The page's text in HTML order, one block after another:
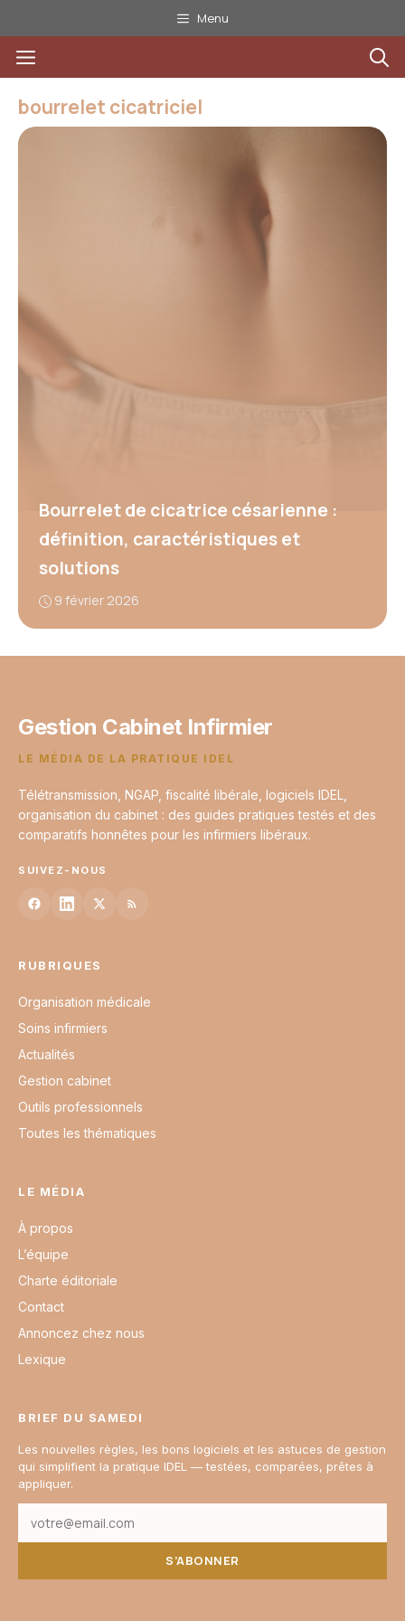
au
contenu
Menu
Menu
bourrelet cicatriciel
Bourrelet de cicatrice césarienne :
définition, caractéristiques et
solutions
9 février 2026
Gestion Cabinet Infirmier
LE MÉDIA DE LA PRATIQUE IDEL
Télétransmission, NGAP, fiscalité libérale, logiciels IDEL,
organisation du cabinet : des guides pratiques testés et des
comparatifs honnêtes pour les infirmiers libéraux.
SUIVEZ-NOUS
RUBRIQUES
Organisation médicale
Soins infirmiers
Actualités
Gestion cabinet
Outils professionnels
Toutes les thématiques
LE MÉDIA
À propos
L’équipe
Charte éditoriale
Contact
Annoncez chez nous
Lexique
BRIEF DU SAMEDI
Les nouvelles règles, les bons logiciels et les astuces de gestion
qui simplifient la pratique IDEL — testées, comparées, prêtes à
appliquer.
S’ABONNER